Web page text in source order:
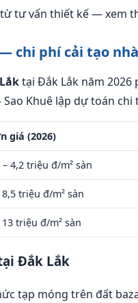
tư vấn thiết kế — xem
chi phí cải tạo
tại Đắk Lắk năm 2026
Khuê lập dự toán chi
giá (2026)
– 4,2 triệu đ/m² sàn
8,5 triệu đ/m² sàn
13 triệu đ/m² sàn
Đắk Lắk
tạp móng trên đất